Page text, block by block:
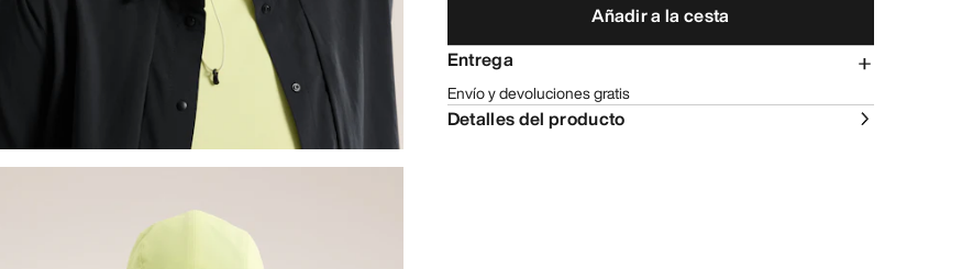
Añadir a la cesta
Entrega
Envío y devoluciones gratis
Detalles del producto